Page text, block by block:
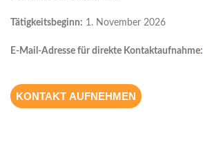
Tätigkeitsbeginn: 1. November 2026
E-Mail-Adresse für direkte Kontaktaufnahme:
KONTAKT AUFNEHMEN